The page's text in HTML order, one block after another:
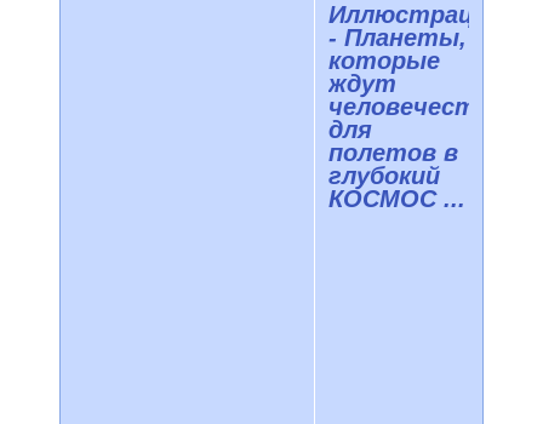
Иллюстрации
- Планеты,
которые
ждут
человечество
для
полетов в
глубокий
КОСМОС ...